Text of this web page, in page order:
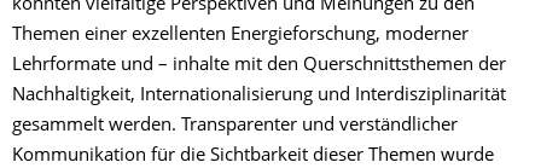
konnten vielfältige Perspektiven und Meinungen zu den
Themen einer exzellenten Energieforschung, moderner
Lehrformate und – inhalte mit den Querschnittsthemen der
Nachhaltigkeit, Internationalisierung und Interdisziplinarität
gesammelt werden. Transparenter und verständlicher
Kommunikation für die Sichtbarkeit dieser Themen wurde